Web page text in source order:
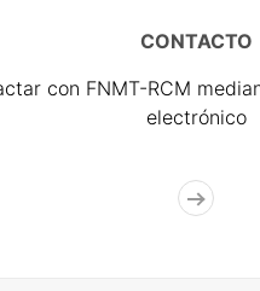
CONTACTO
con FNMT-RCM
electrónico